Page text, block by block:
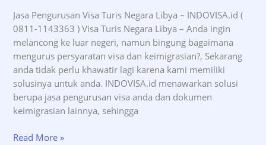
Jasa Pengurusan Visa Turis Negara Libya – INDOVISA.id (
0811-1143363 ) Visa Turis Negara Libya – Anda ingin
melancong ke luar negeri, namun bingung bagaimana
mengurus persyaratan visa dan keimigrasian?, Sekarang
anda tidak perlu khawatir lagi karena kami memiliki
solusinya untuk anda. INDOVISA.id menawarkan solusi
berupa jasa pengurusan visa anda dan dokumen
keimigrasian lainnya, sehingga
Jasa
Read More »